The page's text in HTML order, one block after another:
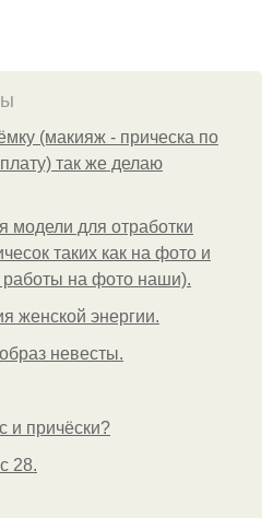
(макияж - прическа по
так же делаю
модели для отработки
таких как на фото и
на фото наши).
женской энергии.
невесты.
и причёски?
28.